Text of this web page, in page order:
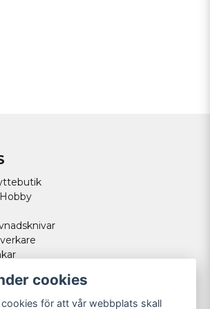
cookies
cookies för att vår webbplats skall